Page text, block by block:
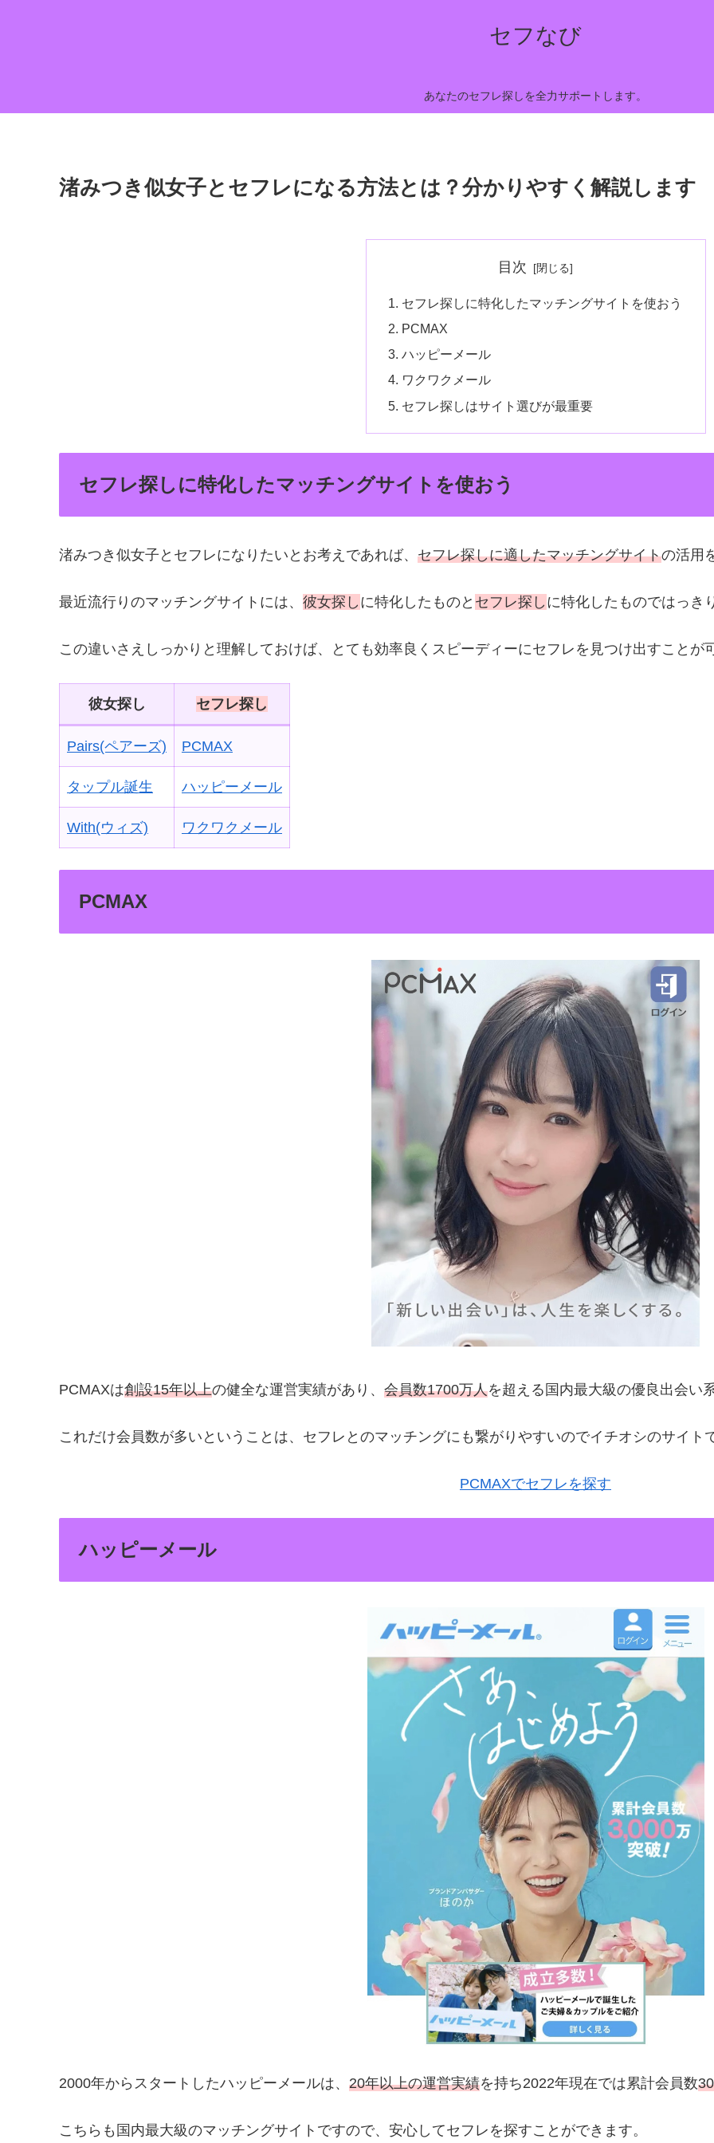
セフなび
あなたのセフレ探しを全力サポートします。
渚みつき似女子とセフレになる方法とは？分かりやすく解説します
目次
セフレ探しに特化したマッチングサイトを使おう
PCMAX
ハッピーメール
ワクワクメール
セフレ探しはサイト選びが最重要
セフレ探しに特化したマッチングサイトを使おう
渚みつき似女子とセフレになりたいとお考えであれば、 セフレ探しに適したマッチングサイトの活用
最近流行りのマッチングサイトには、 彼女探し に特化したものと セフレ探し に特化したものではっき
この違いさえしっかりと理解しておけば、とても効率良くスピーディーにセフレを見つけ出すことが
彼女探し セフレ探し
Pairs(ペアーズ) PCMAX
タップル誕生 ハッピーメール
With(ウィズ) ワクワクメール
PCMAX
PCMAXは創設15年以上の健全な運営実績があり、 会員数1700万人を超える国内最大級の優良出会い
これだけ会員数が多いということは、セフレとのマッチングにも繋がりやすいのでイチオシのサイト
PCMAXでセフレを探す
ハッピーメール
2000年からスタートしたハッピーメールは、 20年以上の運営実績を持ち2022年現在では累計会員数
こちらも国内最大級のマッチングサイトですので、安心してセフレを探すことができます。